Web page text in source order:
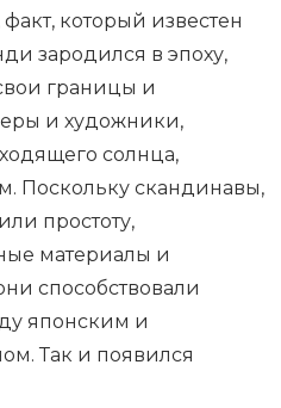
который известен
зародился в эпоху,
границы и
и художники,
солнца,
Поскольку скандинавы,
простоту,
материалы и
способствовали
японским и
Так и появился